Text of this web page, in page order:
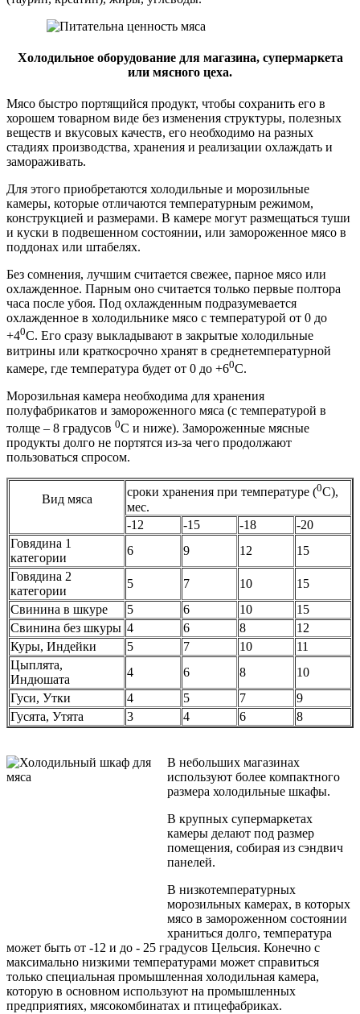
Холодильное оборудование для магазина, супермаркета
или мясного цеха.
Мясо быстро портящийся продукт, чтобы сохранить его в
хорошем товарном виде без изменения структуры, полезных
веществ и вкусовых качеств, его необходимо на разных
стадиях производства, хранения и реализации охлаждать и
замораживать.
Для этого приобретаются холодильные и морозильные
камеры, которые отличаются температурным режимом,
конструкцией и размерами. В камере могут размещаться туши
и куски в подвешенном состоянии, или замороженное мясо в
поддонах или штабелях.
Без сомнения, лучшим считается свежее, парное мясо или
охлажденное. Парным оно считается только первые полтора
часа после убоя. Под охлажденным подразумевается
охлажденное в холодильнике мясо с температурой от 0 до
+40С. Его сразу выкладывают в закрытые холодильные
витрины или краткосрочно хранят в среднетемпературной
камере, где температура будет от 0 до +60С.
Морозильная камера необходима для хранения
полуфабрикатов и замороженного мяса (с температурой в
толще – 8 градусов 0С и ниже). Замороженные мясные
продукты долго не портятся из-за чего продолжают
пользоваться спросом.
Вид мяса
сроки хранения при температуре (0С),
мес.
-12
-15 -18
-20
Говядина 1
категории
6 9 12
15
Говядина 2
категории
5 7 10
15
Свинина в шкуре
5 6 10
15
Свинина без шкуры 4 6 8
12
Куры, Индейки
5 7 10
11
Цыплята,
Индюшата
4 6 8
10
Гуси, Утки
4 5 7
9
Гусята, Утята
3 4 6 8
В небольших магазинах
используют более компактного
размера холодильные шкафы.
В крупных супермаркетах
камеры делают под размер
помещения, собирая из сэндвич
панелей.
В низкотемпературных
морозильных камерах, в которых
мясо в замороженном состоянии
храниться долго, температура
может быть от -12 и до - 25 градусов Цельсия. Конечно с
максимально низкими температурами может справиться
только специальная промышленная холодильная камера,
которую в основном используют на промышленных
предприятиях, мясокомбинатах и птицефабриках.